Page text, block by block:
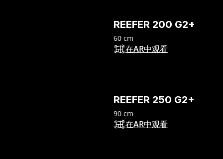
REEFER 200 G2+
60 cm
在AR中观看
REEFER 250 G2+
90 cm
在AR中观看